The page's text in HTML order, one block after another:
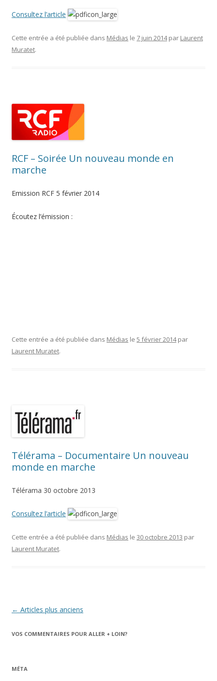
Consultez l’article
Cette entrée a été publiée dans Médias le 7 juin 2014 par Laurent
Muratet.
RCF – Soirée Un nouveau monde en
marche
Emission RCF 5 février 2014
Écoutez l’émission :
Cette entrée a été publiée dans Médias le 5 février 2014 par
Laurent Muratet.
Télérama – Documentaire Un nouveau
monde en marche
Télérama 30 octobre 2013
Consultez l’article
Cette entrée a été publiée dans Médias le 30 octobre 2013 par
Laurent Muratet.
Navigation
articles
← Articles plus anciens
VOS COMMENTAIRES POUR ALLER + LOIN?
MÉTA